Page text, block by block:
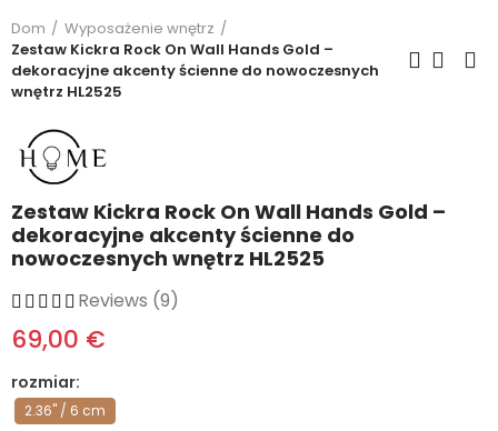
Dom
Wyposażenie wnętrz
Zestaw Kickra Rock On Wall Hands Gold –
dekoracyjne akcenty ścienne do nowoczesnych
wnętrz HL2525
Zestaw Kickra Rock On Wall Hands Gold –
dekoracyjne akcenty ścienne do
nowoczesnych wnętrz HL2525
Reviews (9)
69,00 €
rozmiar
2.36" / 6 cm